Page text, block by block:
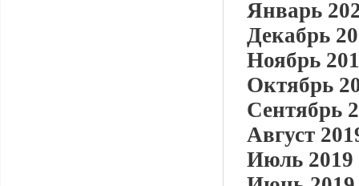
Январь
Декабрь
Ноябрь
Октябрь
Сентябрь
Август
Июль 2019